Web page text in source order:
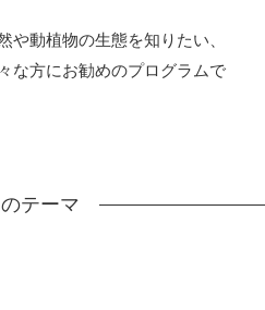
や動植物の生態を知りたい、
な方にお勧めのプログラムで
テーマ